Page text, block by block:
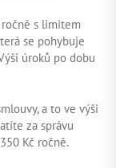
s limitem
se pohybuje
úroků po dobu
a to ve výši
za správu
Kč ročně.